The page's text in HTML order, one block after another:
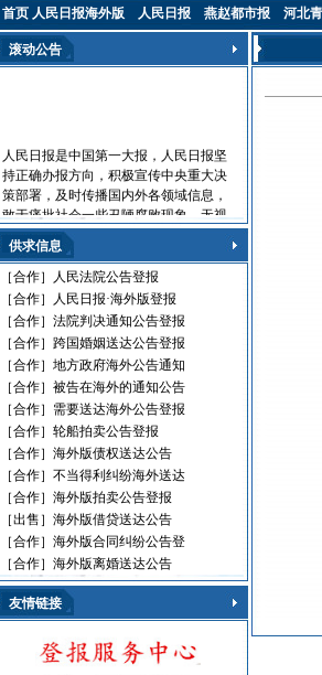
首页 人民日报海外版 人民日报 燕赵都市报 河北
滚动公告
人民日报是中国第一大报，人民日报坚
持正确办报方向，积极宣传中央重大决
策部署，及时传播国内外各领域信息，
敢于痛批社会一些丑陋腐败现象，无视
法律的黑社会流氓，利用职权玩忽职守
的高级官员，受到读报人欢迎。人民日
报海外版，这是中国对外发行的最具权
威性的综合性中文日报，主要面向海外
华人、华侨、港澳台同胞和在各国，发
行80多个国家和地区。
人民日报刊登010-61429368
遗失声明 环保公告
减资公告 挂失声明
股份转让 政府通文
判决公告 律师声明
通告广告 企业注销
维权公告 解除声明
迁址公告 法院公告
开庭传票 海事文书
供求信息
［合作］
人民法院公告登报
［合作］
人民日报·海外版登报
［合作］ 法院判决通知公告登报
［合作］ 跨国婚姻送达公告登报
［合作］ 地方政府海外公告通知
［合作］ 被告在海外的通知公告
［合作］
需要送达海外公告登报
［合作］ 轮船拍卖公告登报
［合作］ 海外版债权送达公告
［合作］ 不当得利纠纷海外送达
［合作］ 海外版拍卖公告登报
［出售］ 海外版借贷送达公告
［合作］ 海外版合同纠纷公告登
［合作］ 海外版离婚送达公告
友情链接